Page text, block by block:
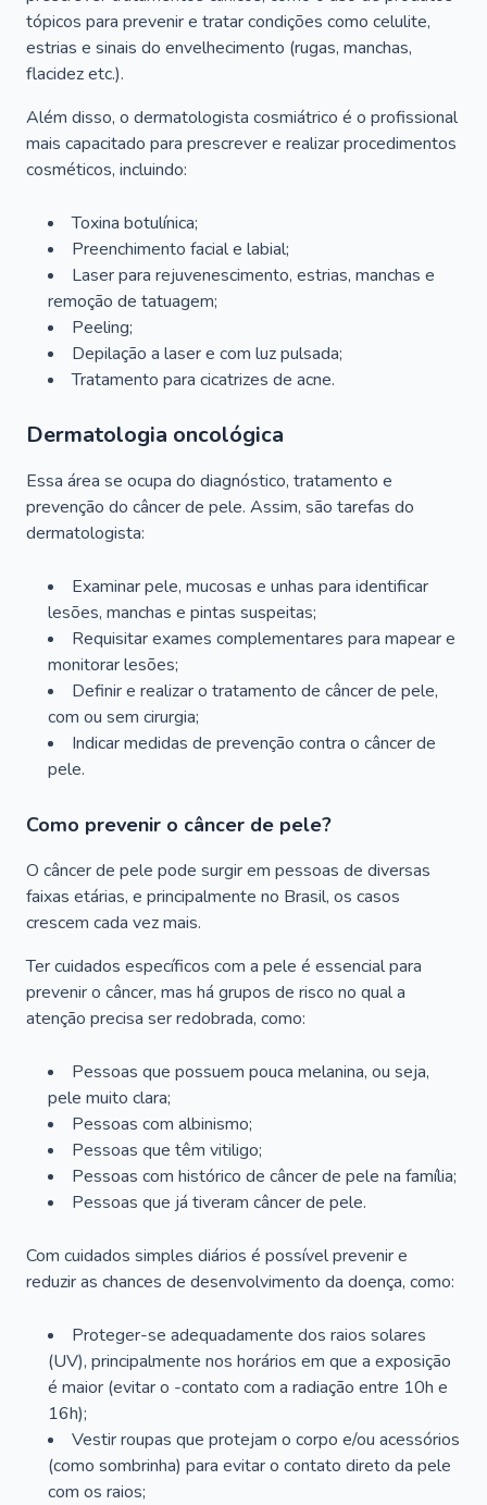
tópicos para prevenir e tratar condições como celulite,
estrias e sinais do envelhecimento (rugas, manchas,
flacidez etc.).
Além disso, o dermatologista cosmiátrico é o profissional
mais capacitado para prescrever e realizar procedimentos
cosméticos, incluindo:
Toxina botulínica;
Preenchimento facial e labial;
Laser para rejuvenescimento, estrias, manchas e
remoção de tatuagem;
Peeling;
Depilação a laser e com luz pulsada;
Tratamento para cicatrizes de acne.
Dermatologia oncológica
Essa área se ocupa do diagnóstico, tratamento e
prevenção do câncer de pele. Assim, são tarefas do
dermatologista:
Examinar pele, mucosas e unhas para identificar
lesões, manchas e pintas suspeitas;
Requisitar exames complementares para mapear e
monitorar lesões;
Definir e realizar o tratamento de câncer de pele,
com ou sem cirurgia;
Indicar medidas de prevenção contra o câncer de
pele.
Como prevenir o câncer de pele?
O câncer de pele pode surgir em pessoas de diversas
faixas etárias, e principalmente no Brasil, os casos
crescem cada vez mais.
Ter cuidados específicos com a pele é essencial para
prevenir o câncer, mas há grupos de risco no qual a
atenção precisa ser redobrada, como:
Pessoas que possuem pouca melanina, ou seja,
pele muito clara;
Pessoas com albinismo;
Pessoas que têm vitiligo;
Pessoas com histórico de câncer de pele na família;
Pessoas que já tiveram câncer de pele.
Com cuidados simples diários é possível prevenir e
reduzir as chances de desenvolvimento da doença, como:
Proteger-se adequadamente dos raios solares
(UV), principalmente nos horários em que a exposição
é maior (evitar o -contato com a radiação entre 10h e
16h);
Vestir roupas que protejam o corpo e/ou acessórios
(como sombrinha) para evitar o contato direto da pele
com os raios;